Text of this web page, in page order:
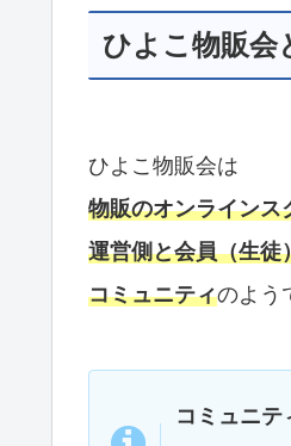
ひよこ物販
ひよこ物販会は
物販のオンラインス
運営側と会員（生徒
コミュニティのよう
コミュニテ